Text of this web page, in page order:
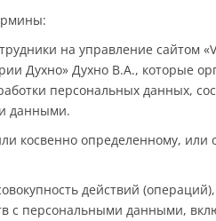
на управление сайтом
Духно» Духно В.А., которые
персональных данных,
данными.
косвенно определенному, или
действий
с персональными данными,